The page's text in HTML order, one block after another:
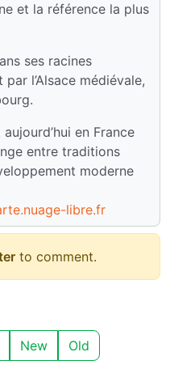
et la référence la plus
ses racines
l’Alsace médiévale,
en France
entre traditions
moderne
libre.fr
to comment.
New Old